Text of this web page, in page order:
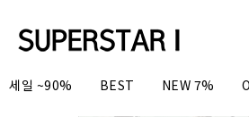
세일 ~90% BEST NEW 7%